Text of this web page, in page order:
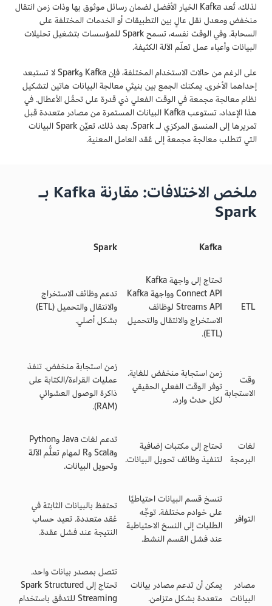
لذلك، تُعد Kafka الخيار الأفضل لضمان رسائل موثوق بها وذات زمن انتقال
منخفض ومعدل نقل عالٍ بين التطبيقات أو الخدمات المختلفة على
السحابة. وفي الوقت نفسه، تسمح Spark للمؤسسات بتشغيل تحليلات
البيانات وأعباء عمل تعلّم الآلة الكثيفة.
على الرغم من حالات الاستخدام المختلفة، فإن Kafka وSpark لا تستبعد
إحداهما الأخرى. يمكنك الجمع بين بنيتَي معالجة البيانات هاتين لتشكيل
نظام معالجة مجمعة في الوقت الفعلي ذي قدرة على تحمُّل الأعطال. في
هذا الإعداد، تستوعب Kafka البيانات المستمرة من مصادر متعددة قبل
تمريرها إلى المنسق المركزي لـ Spark. بعد ذلك، تعيِّن Spark البيانات
التي تتطلب معالجة مجمعة إلى عُقد العامل المعنية.
ملخص الاختلافات: مقارنة Kafka بـ
Spark
Kafka
Spark
ETL
تحتاج إلى واجهة Kafka
Connect API وواجهة Kafka
Streams API لوظائف
الاستخراج والانتقال والتحميل
(ETL).
تدعم وظائف الاستخراج
والانتقال والتحميل (ETL)
بشكل أصلي.
وقت
الاستجابة
زمن استجابة منخفض للغاية.
توفر الوقت الفعلي الحقيقي
لكل حدث وارد.
زمن استجابة منخفض. تنفذ
عمليات القراءة/الكتابة على
ذاكرة الوصول العشوائي
(RAM).
لغات
البرمجة
تحتاج إلى مكتبات إضافية
لتنفيذ وظائف تحويل البيانات.
تدعم لغات Java وPython
وScala وR لمهام تعلُّم الآلة
وتحويل البيانات.
التوافر
تنسخ قسم البيانات احتياطيًا
على خوادم مختلفة. توجِّه
الطلبات إلى النسخ الاحتياطية
عند فشل القسم النشط.
تحتفظ بالبيانات الثابتة في
عُقد متعددة. تعيد حساب
النتيجة عند فشل عقدة.
مصادر
البيانات
يمكن أن تدعم مصادر بيانات
متعددة بشكل متزامن.
تتصل بمصدر بيانات واحد.
تحتاج إلى Spark Structured
Streaming للتدفق باستخدام